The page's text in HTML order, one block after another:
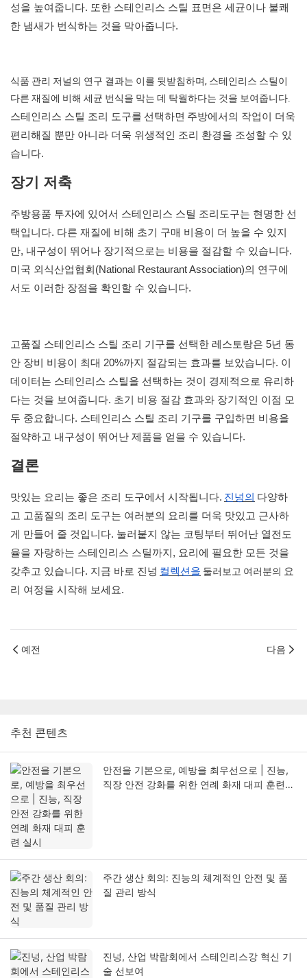
성을 높여줍니다. 또한 스테인리스 스틸 표면은 세균이나 불쾌
한 냄새가 번식하는 것을 막아줍니다.
식품 관리 저널의 연구 결과는 이를 뒷받침하며, 스테인리스 스틸이
다른 재질에 비해 세균 번식을 막는 데 탁월하다는 것을 보여줍니다.
스테인리스 스틸 조리 도구를 선택하면 주방에서의 작업이 더욱
편리해질 뿐만 아니라 더욱 위생적인 ​​조리 환경을 조성할 수 있
습니다.
장기 저축
주방용품 투자에 있어서 스테인리스 스틸 조리도구는 현명한 선
택입니다. 다른 재질에 비해 초기 구매 비용이 더 높을 수 있지
만, 내구성이 뛰어나 장기적으로는 비용을 절감할 수 있습니다.
미국 외식산업협회(National Restaurant Association)의 연구에
서도 이러한 장점을 확인할 수 있습니다.
고품질 스테인리스 스틸 조리 기구를 선택한 레스토랑은 5년 동
안 장비 비용이 최대 20%까지 절감되는 효과를 보았습니다. 이
데이터는 스테인리스 스틸을 선택하는 것이 경제적으로 유리하
다는 것을 보여줍니다. 초기 비용 절감 효과와 장기적인 이점 모
두 중요합니다. 스테인리스 스틸 조리 기구를 구입하면 비용을
절약하고 내구성이 뛰어난 제품을 얻을 수 있습니다.
결론
맛있는 요리는 좋은 조리 도구에서 시작됩니다. 진넝의 다양하
고 고품질의 조리 도구는 여러분의 요리를 더욱 맛있고 근사하
게 만들어 줄 것입니다. 눌러붙지 않는 코팅부터 뛰어난 열전도
율을 자랑하는 스테인리스 스틸까지, 요리에 필요한 모든 것을
갖추고 있습니다. 지금 바로 진넝 컬렉션을 둘러보고 여러분의 요
리 여정을 시작해 보세요.
예전 다음
추천 콘텐츠
안전을 기본으로, 예방을 최우선으로 | 진능,
직장 안전 강화를 위한 연례 화재 대피 훈련
주간 생산 회의: 진능의 체계적인 안전 및 품
질 관리 방식
진넝, 산업 박람회에서 스테인리스강 혁신 기
술 선보여